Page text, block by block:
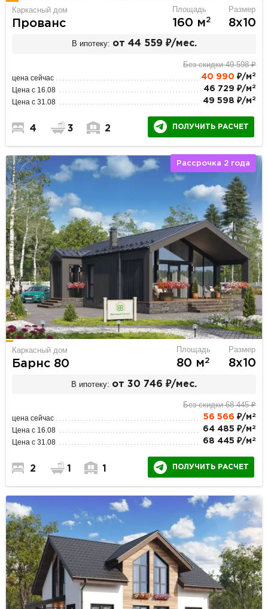
Каркасный дом
Прованс
Площадь
160 м2
Размер
8х10
В ипотеку: от 44 559 ₽/мес.
Без скидки 49 598 ₽
цена сейчас 40 990 ₽/м 2
Цена с 16.08 46 729 ₽/м 2
Цена с 31.08 49 598 ₽/м 2
4 3 2 ПОЛУЧИТЬ РАСЧЕТ
Рассрочка 2 года
Каркасный дом
Барнс 80
Площадь
80 м2
Размер
8х10
В ипотеку: от 30 746 ₽/мес.
Без скидки 68 445 ₽
цена сейчас 56 566 ₽/м 2
Цена с 16.08 64 485 ₽/м 2
Цена с 31.08 68 445 ₽/м 2
2 1 1 ПОЛУЧИТЬ РАСЧЕТ